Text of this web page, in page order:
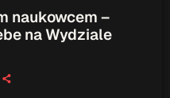
naukowcem –
na Wydziale